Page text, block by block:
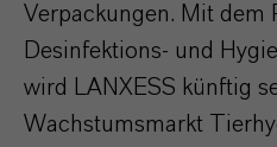
Verpackungen. Mit dem
Desinfektions- und
wird LANXESS künftig
Wachstumsmarkt